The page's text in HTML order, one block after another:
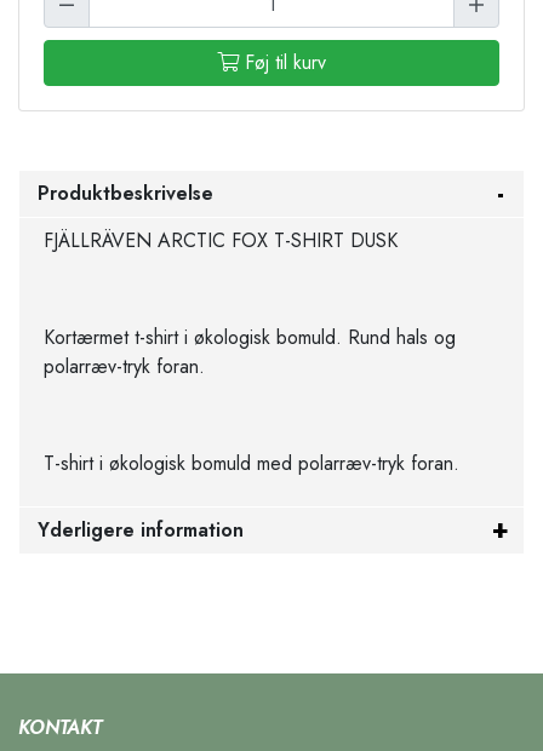
Føj til kurv
Produktbeskrivelse
FJÄLLRÄVEN ARCTIC FOX T-SHIRT DUSK
Kortærmet t-shirt i økologisk bomuld. Rund hals og
polarræv-tryk foran.
T-shirt i økologisk bomuld med polarræv-tryk foran.
Yderligere information
KONTAKT